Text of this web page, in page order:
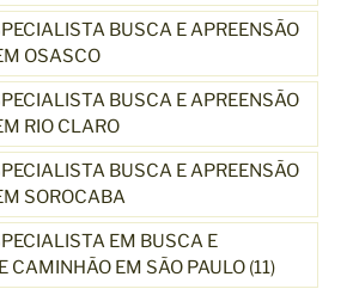
BUSCA E APREENSÃO
OSASCO
BUSCA E APREENSÃO
RIO CLARO
BUSCA E APREENSÃO
SOROCABA
EM BUSCA E
CAMINHÃO EM SÃO PAULO (11)